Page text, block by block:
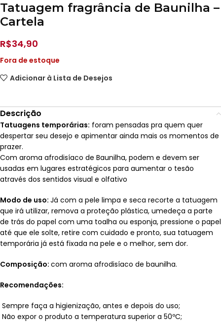
Tatuagem fragrância de Baunilha –
Cartela
R$34,90
Fora de estoque
Adicionar à Lista de Desejos
Descrição
Tatuagens temporárias: foram pensadas pra quem quer
despertar seu desejo e apimentar ainda mais os momentos de
prazer.
Com aroma afrodisíaco de Baunilha, podem e devem ser
usadas em lugares estratégicos para aumentar o tesão
através dos sentidos visual e olfativo
Modo de uso: Já com a pele limpa e seca recorte a tatuagem
que irá utilizar, remova a proteção plástica, umedeça a parte
de trás do papel com uma toalha ou esponja, pressione o papel
até que ele solte, retire com cuidado e pronto, sua tatuagem
temporária já está fixada na pele e o melhor, sem dor.
Composição: com aroma afrodisíaco de baunilha.
Recomendações:
Sempre faça a higienização, antes e depois do uso;
Não expor o produto a temperatura superior a 50ºC;